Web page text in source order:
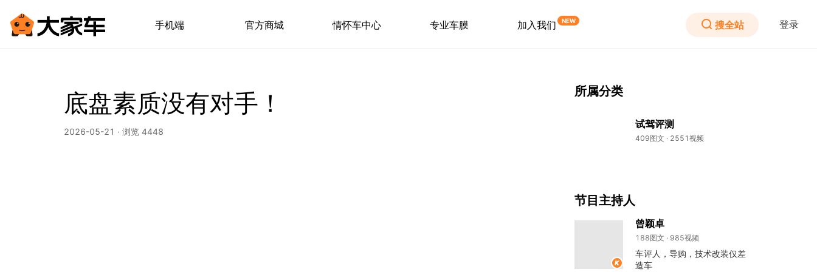
手机端 官方商城 情怀车中心 专业车膜 加入我们 搜全站 登录
底盘素质没有对手！
2026-05-21 · 浏览 4448
所属分类
试驾评测
409图文 · 2551视频
节目主持人
曾颖卓
188图文 · 985视频
车评人，导购，技术改装仅差
造车